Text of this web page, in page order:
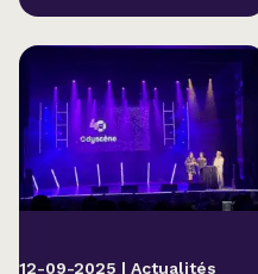
12-09-2025 | Actualités